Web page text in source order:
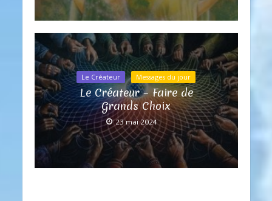
Le Créateur Messages du jour
Le Créateur – Faire de
Grands Choix
23 mai 2024